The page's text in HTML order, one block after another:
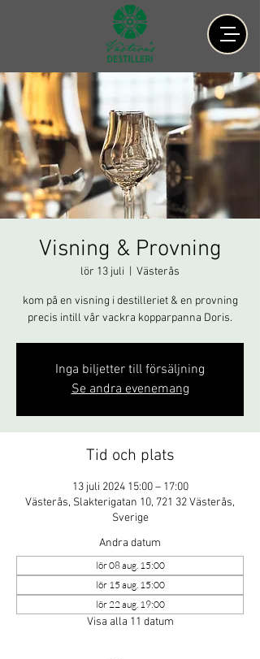
Visning & Provning
lör 13 juli Västerås
kom på en visning i destilleriet & en provning
precis intill vår vackra kopparpanna Doris.
Inga biljetter till försäljning
Se andra evenemang
Tid och plats
13 juli 2024 15:00 – 17:00
Västerås, Slakterigatan 10, 721 32 Västerås,
Sverige
Andra datum
lör 08 aug. 15:00
lör 15 aug. 15:00
lör 22 aug. 19:00
Visa alla 11 datum